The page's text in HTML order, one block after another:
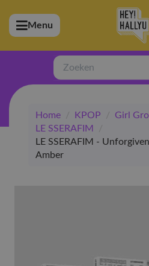
(Artiesten)
(Merchandise)
(Exclusive)
(Winkel)
Menu
Zoeken
Home / KPOP / Girl
LE SSERAFIM
/
LE SSERAFIM -
Amber